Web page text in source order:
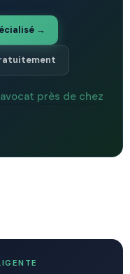
→
près de chez